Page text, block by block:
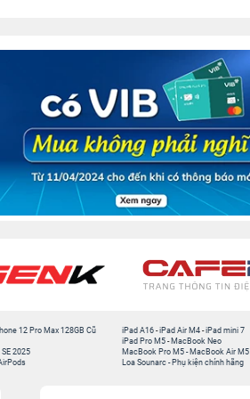
12 Pro Max 128GB Cũ
2025
iPad A16 -iPad Air M4 -iPad mini 7
iPad Pro M5 - MacBook Neo
MacBook Pro M5 - MacBook Air M5
Loa Sounarc - Phụ kiện chính hãng